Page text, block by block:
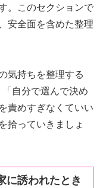
。このセクションで
安全面を含めた整理
気持ちを整理する
自分で選んで決め
責めすぎなくていい
拾っていきましょ
に誘われたとき